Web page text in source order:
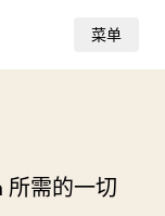
菜单
所需的一切